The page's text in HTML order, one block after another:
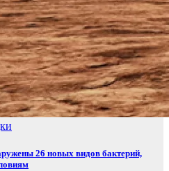
26 новых видов бактерий,